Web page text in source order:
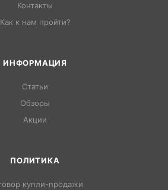
Контакты
Как к нам пройти?
ИНФОРМАЦИЯ
Статьи
Обзоры
Акции
ПОЛИТИКА
купли-продажи